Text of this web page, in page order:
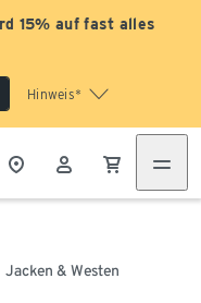
15% auf fast alles
Hinweis*
Jacken & Westen